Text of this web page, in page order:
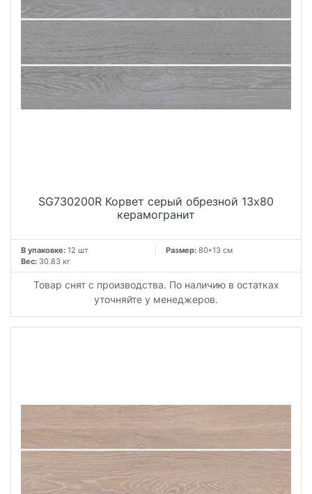
SG730200R Корвет серый обрезной 13x80
керамогранит
В упаковке: 12 шт Размер: 80*13 см
Вес: 30.83 кг
Товар снят с производства. По наличию в остатках
уточняйте у менеджеров.